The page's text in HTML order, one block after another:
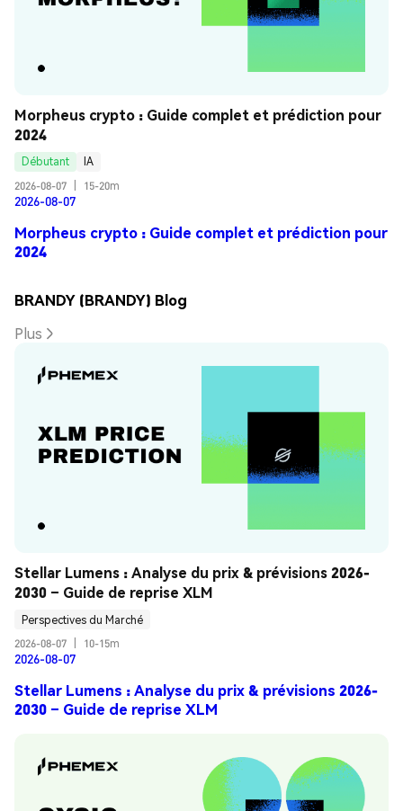
Morpheus crypto : Guide complet et prédiction pour
2024
Débutant
IA
2026-08-07
15-20m
2026-08-07
Morpheus crypto : Guide complet et prédiction pour
2024
BRANDY (BRANDY) Blog
Plus
Stellar Lumens : Analyse du prix & prévisions 2026-
2030 – Guide de reprise XLM
Perspectives du Marché
2026-08-07
10-15m
2026-08-07
Stellar Lumens : Analyse du prix & prévisions 2026-
2030 – Guide de reprise XLM